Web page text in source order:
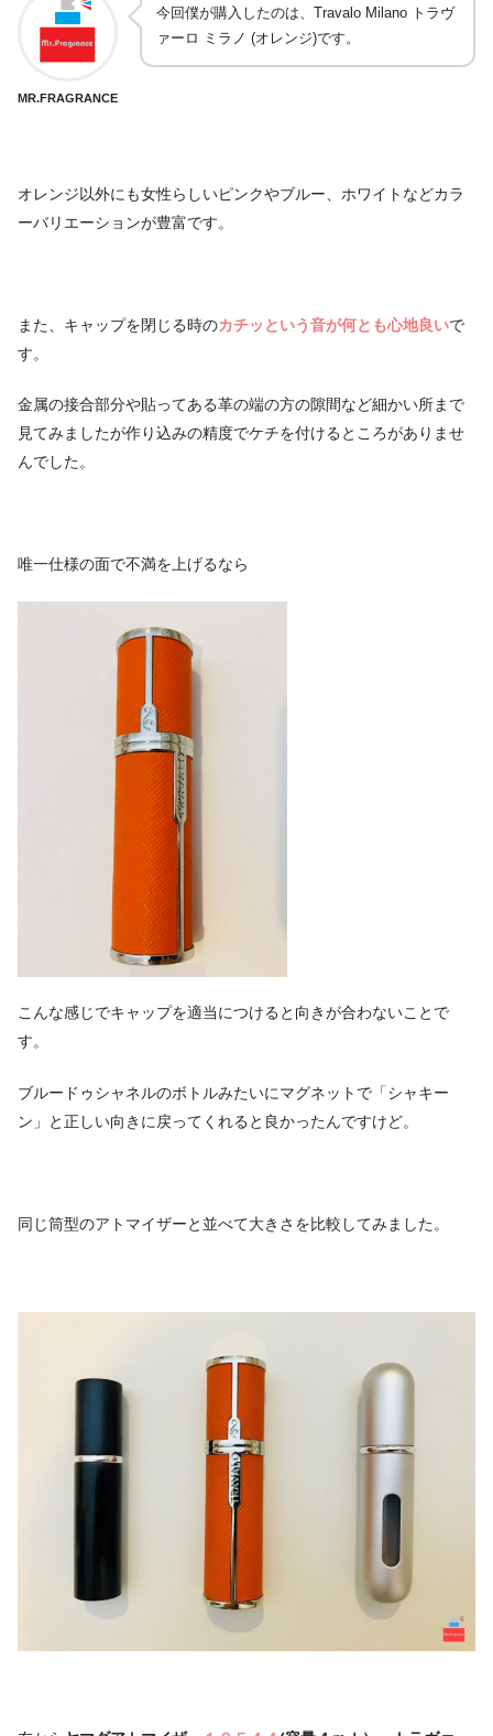
MR.FRAGRANCE
今回僕が購入したのは、Travalo Milano トラヴ
ァーロ ミラノ (オレンジ)です。
オレンジ以外にも女性らしいピンクやブルー、ホワイトなどカラ
ーバリエーションが豊富です。
また、キャップを閉じる時のカチッという音が何とも心地良いで
す。
金属の接合部分や貼ってある革の端の方の隙間など細かい所まで
見てみましたが作り込みの精度でケチを付けるところがありませ
んでした。
唯一仕様の面で不満を上げるなら
こんな感じでキャップを適当につけると向きが合わないことで
す。
ブルードゥシャネルのボトルみたいにマグネットで「シャキー
ン」と正しい向きに戻ってくれると良かったんですけど。
同じ筒型のアトマイザーと並べて大きさを比較してみました。